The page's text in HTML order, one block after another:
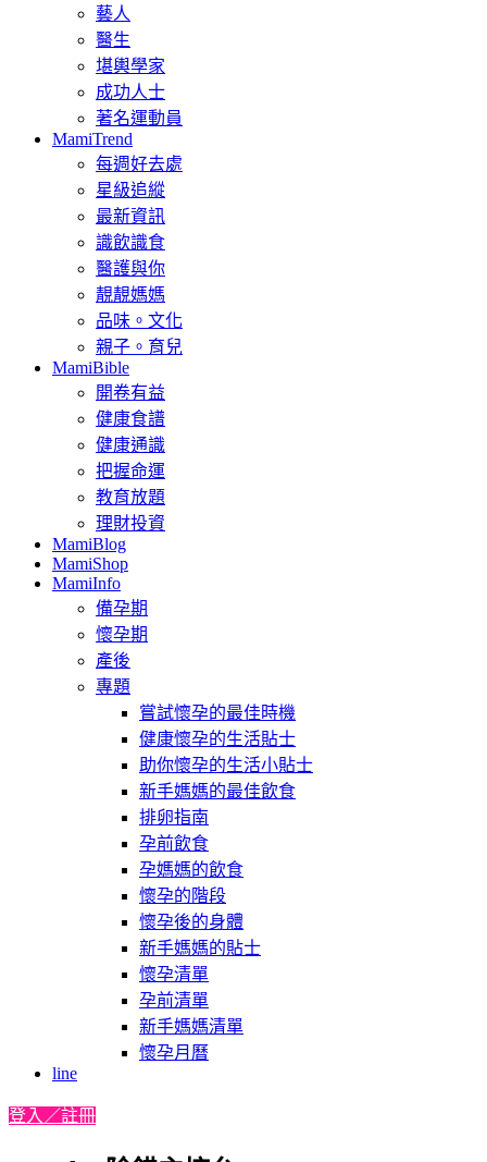
藝人
醫生
堪輿學家
成功人士
著名運動員
MamiTrend
每週好去處
星級追縱
最新資訊
識飲識食
醫護與你
靚靚媽媽
品味。文化
親子。育兒
MamiBible
開卷有益
健康食譜
健康通識
把握命運
教育放題
理財投資
MamiBlog
MamiShop
MamiInfo
備孕期
懷孕期
產後
專題
嘗試懷孕的最佳時機
健康懷孕的生活貼士
助你懷孕的生活小貼士
新手媽媽的最佳飲食
排卵指南
孕前飲食
孕媽媽的飲食
懷孕的階段
懷孕後的身體
新手媽媽的貼士
懷孕清單
孕前清單
新手媽媽清單
懷孕月曆
line
登入／註冊